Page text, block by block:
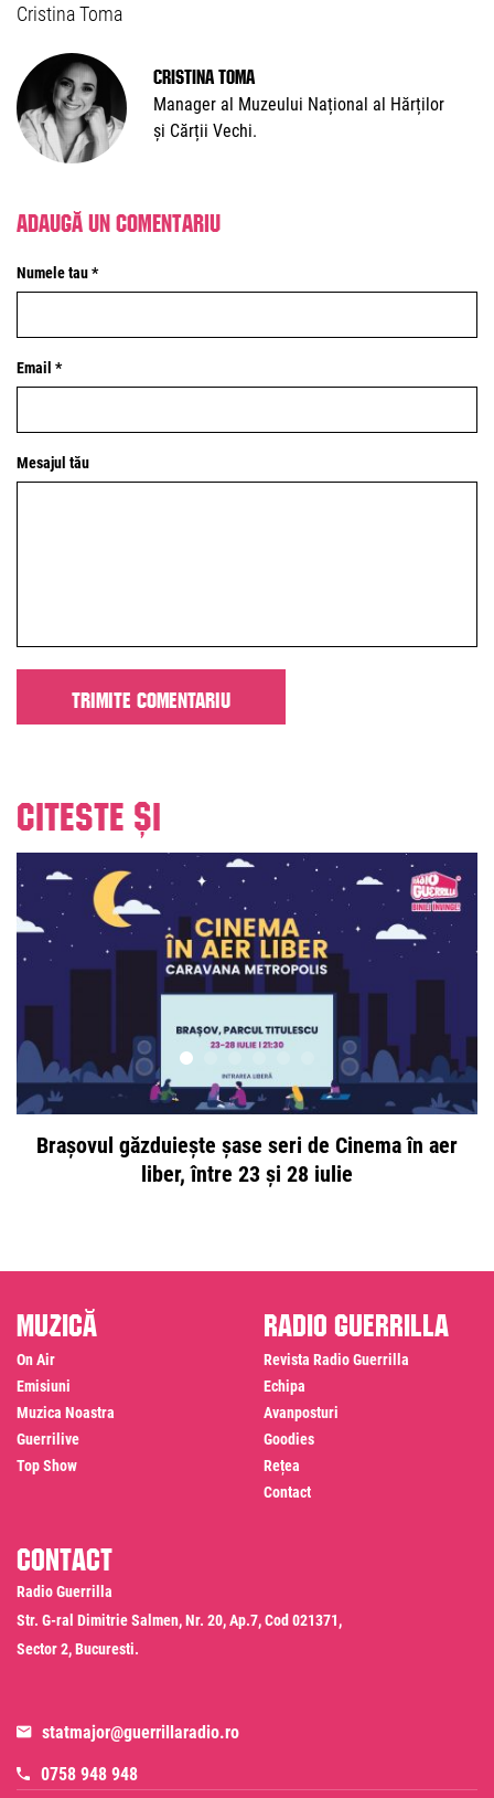
Cristina Toma
Cristina Toma
Manager al Muzeului Național al Hărților
și Cărții Vechi.
Adaugă un comentariu
Numele tau *
Email *
Mesajul tău
Citeste și
Brașovul găzduiește șase seri de Cinema în aer
liber, între 23 și 28 iulie
Muzică
On Air
Emisiuni
Muzica Noastra
Guerrilive
Top Show
Radio Guerrilla
Revista Radio Guerrilla
Echipa
Avanposturi
Goodies
Rețea
Contact
Contact
Radio Guerrilla
Str. G-ral Dimitrie Salmen, Nr. 20, Ap.7, Cod 021371,
Sector 2, Bucuresti.
statmajor@guerrillaradio.ro
0758 948 948